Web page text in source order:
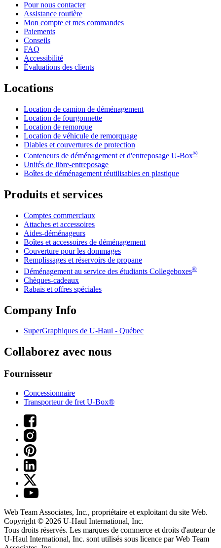
Pour nous contacter
Assistance routière
Mon compte et mes commandes
Paiements
Conseils
FAQ
Accessibilité
Évaluations des clients
Locations
Location de camion de déménagement
Location de fourgonnette
Location de remorque
Location de véhicule de remorquage
Diables et couvertures de protection
Conteneurs de déménagement et d'entreposage U-Box®
Unités de libre-entreposage
Boîtes de déménagement réutilisables en plastique
Produits et services
Comptes commerciaux
Attaches et accessoires
Aides-déménageurs
Boîtes et accessoires de déménagement
Couverture pour les dommages
Remplissages et réservoirs de propane
Déménagement au service des étudiants Collegeboxes®
Chèques-cadeaux
Rabais et offres spéciales
Company Info
SuperGraphiques de U-Haul - Québec
Collaborez avec nous
Fournisseur
Concessionnaire
Transporteur de fret U-Box®
Web Team Associates, Inc., propriétaire et exploitant du site Web.
Copyright © 2026 U-Haul International, Inc.
Tous droits réservés. Les marques de commerce et droits d'auteur de
U-Haul International, Inc. sont utilisés sous licence par Web Team